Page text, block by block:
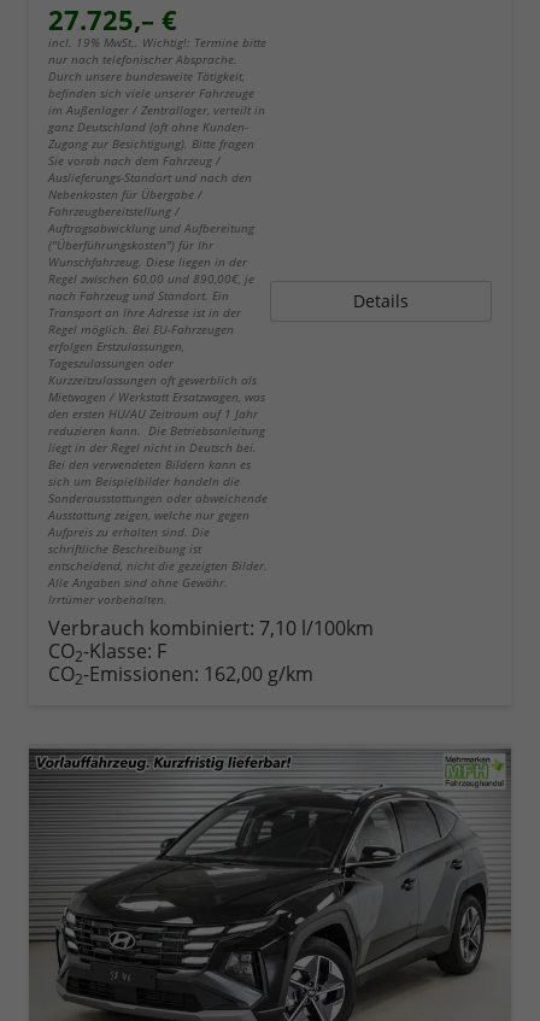
27.725,– €
incl. 19% MwSt.. Wichtig!: Termine bitte
nur nach telefonischer Absprache.
Durch unsere bundesweite Tätigkeit,
befinden sich viele unserer Fahrzeuge
im Außenlager / Zentrallager, verteilt in
ganz Deutschland (oft ohne Kunden-
Zugang zur Besichtigung). Bitte fragen
Sie vorab nach dem Fahrzeug /
Auslieferungs-Standort und nach den
Nebenkosten für Übergabe /
Fahrzeugbereitstellung /
Auftragsabwicklung und Aufbereitung
("Überführungskosten") für Ihr
Wunschfahrzeug. Diese liegen in der
Regel zwischen 60,00 und 890,00€, je
nach Fahrzeug und Standort. Ein
Transport an Ihre Adresse ist in der
Regel möglich. Bei EU-Fahrzeugen
erfolgen Erstzulassungen,
Tageszulassungen oder
Kurzzeitzulassungen oft gewerblich als
Mietwagen / Werkstatt Ersatzwagen, was
den ersten HU/AU Zeitraum auf 1 Jahr
reduzieren kann. Die Betriebsanleitung
liegt in der Regel nicht in Deutsch bei.
Bei den verwendeten Bildern kann es
sich um Beispielbilder handeln die
Sonderausstattungen oder abweichende
Ausstattung zeigen, welche nur gegen
Aufpreis zu erhalten sind. Die
schriftliche Beschreibung ist
entscheidend, nicht die gezeigten Bilder.
Alle Angaben sind ohne Gewähr.
Irrtümer vorbehalten.
Details
Verbrauch kombiniert: 7,10 l/100km
CO2-Klasse: F
CO2-Emissionen: 162,00 g/km